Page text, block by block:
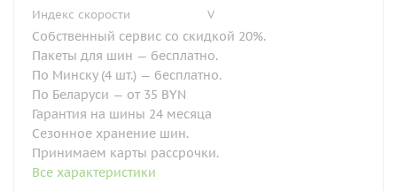
Индекс скорости
V
Собственный сервис со скидкой 20%.
Пакеты для шин — бесплатно.
По Минску (4 шт.) — бесплатно.
По Беларуси — от 35 BYN
Гарантия на шины 24 месяца
Сезонное хранение шин.
Принимаем карты рассрочки.
Все характеристики